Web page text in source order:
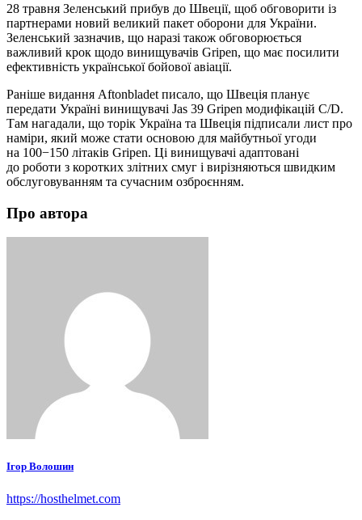
28 травня Зеленський прибув до Швеції, щоб обговорити із
партнерами новий великий пакет оборони для України.
Зеленський зазначив, що наразі також обговорюється
важливий крок щодо винищувачів Gripen, що має посилити
ефективність української бойової авіації.
Раніше видання Aftonbladet писало, що Швеція планує
передати Україні винищувачі Jas 39 Gripen модифікацій C/D.
Там нагадали, що торік Україна та Швеція підписали лист про
наміри, який може стати основою для майбутньої угоди
на 100−150 літаків Gripen. Ці винищувачі адаптовані
до роботи з коротких злітних смуг і вирізняються швидким
обслуговуванням та сучасним озброєнням.
Про автора
Ігор Волошин
https://hosthelmet.com